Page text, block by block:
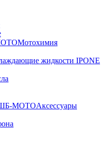
Мотохимия
жидкости IPONE
Аксессуары